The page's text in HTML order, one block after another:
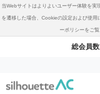
当Webサイトはよりよいユーザー体験を
を遷移した場合、Cookieの設定および使
ーポリシーをご覧
総会員数